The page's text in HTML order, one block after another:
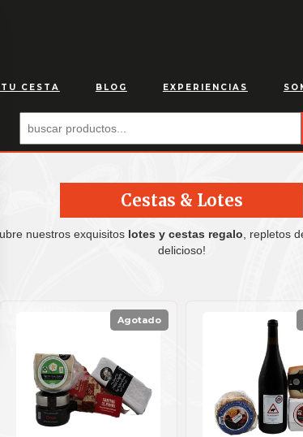
CESTA BLOG EXPERIENCIAS
Cestas & Lotes
nuestros exquisitos lotes y cestas regalo , repletos
delicioso!
Agotado